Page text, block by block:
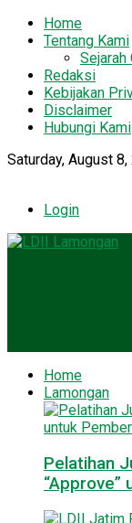
Home
Tentang Kami
Sejarah
Redaksi
Kebijakan
Disclaimer
Hubungi Kami
Saturday, August 8,
Login
Home
Lamongan
Pelatihan
“Approve”